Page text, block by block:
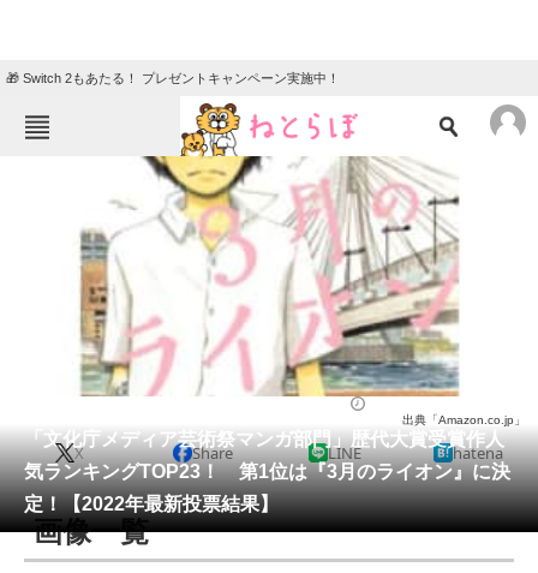
🎁 Switch 2もあたる！ プレゼントキャンペーン実施中！
ねとらぼメニュー
ニュース
クイズ
地域
教育・育児
リサーチ
会員記事
メディア
注目記事を集めた総合ページ
「文化庁メディア芸術祭マンガ部門」歴代大賞受賞作人
気ランキングTOP23！ 第1位は『3月のライオン』に決
定！【2022年最新投票結果】
出典「Amazon.co.jp」
X Share LINE hatena
画像一覧